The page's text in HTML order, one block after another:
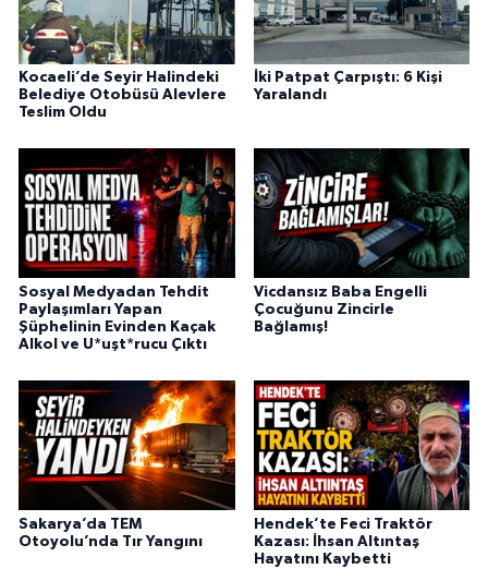
Kocaeli’de Seyir Halindeki
Belediye Otobüsü Alevlere
Teslim Oldu
İki Patpat Çarpıştı: 6 Kişi
Yaralandı
Sosyal Medyadan Tehdit
Paylaşımları Yapan
Şüphelinin Evinden Kaçak
Alkol ve U*uşt*rucu Çıktı
Vicdansız Baba Engelli
Çocuğunu Zincirle
Bağlamış!
Sakarya’da TEM
Otoyolu’nda Tır Yangını
Hendek’te Feci Traktör
Kazası: İhsan Altıntaş
Hayatını Kaybetti